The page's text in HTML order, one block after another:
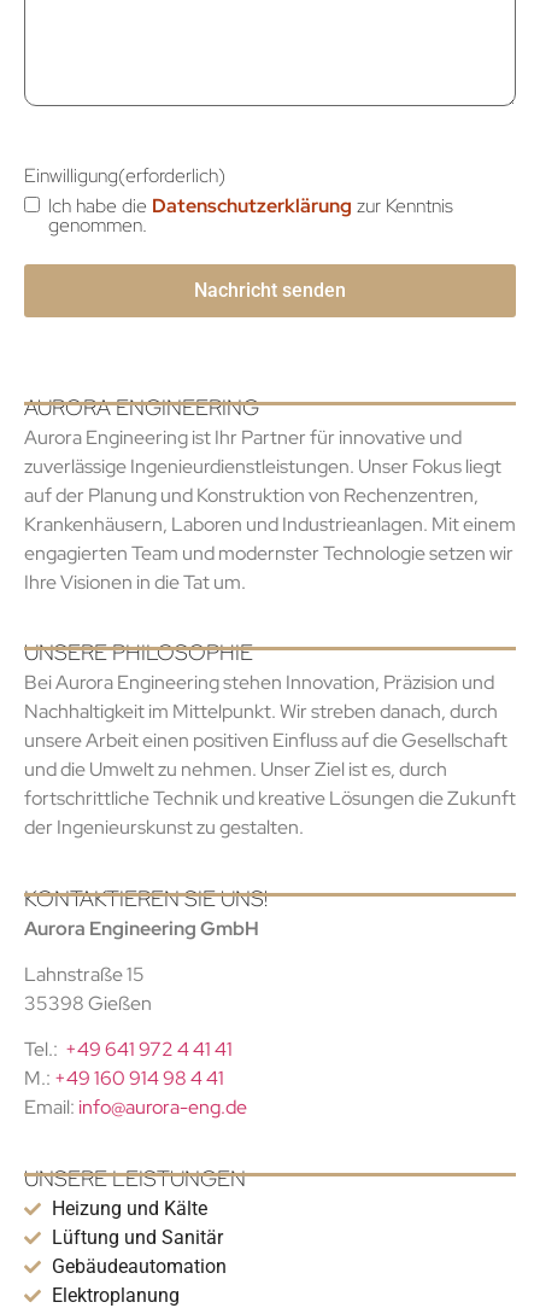
Einwilligung(erforderlich)
Ich habe die Datenschutzerklärung zur Kenntnis
genommen.
AURORA ENGINEERING
Aurora Engineering ist Ihr Partner für innovative und
zuverlässige Ingenieurdienstleistungen. Unser Fokus liegt
auf der Planung und Konstruktion von Rechenzentren,
Krankenhäusern, Laboren und Industrieanlagen. Mit einem
engagierten Team und modernster Technologie setzen wir
Ihre Visionen in die Tat um.
UNSERE PHILOSOPHIE
Bei Aurora Engineering stehen Innovation, Präzision und
Nachhaltigkeit im Mittelpunkt. Wir streben danach, durch
unsere Arbeit einen positiven Einfluss auf die Gesellschaft
und die Umwelt zu nehmen. Unser Ziel ist es, durch
fortschrittliche Technik und kreative Lösungen die Zukunft
der Ingenieurskunst zu gestalten.
KONTAKTIEREN SIE UNS!
Aurora Engineering GmbH
Lahnstraße 15
35398 Gießen
Tel.: +49 641 972 4 41 41
M.: +49 160 914 98 4 41
Email: info@aurora-eng.de
UNSERE LEISTUNGEN
Heizung und Kälte
Lüftung und Sanitär
Gebäudeautomation
Elektroplanung